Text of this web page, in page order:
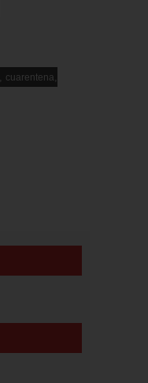
, cuarentena,